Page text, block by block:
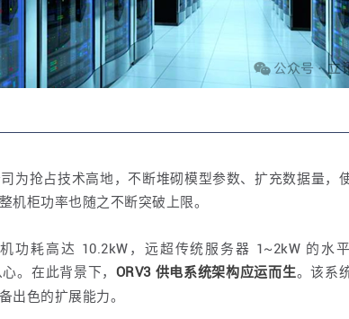
为抢占技术高地，不断堆砌模型参数、扩充数据量，
机柜功率也随之不断突破上限。
功耗高达 10.2kW，远超传统服务器 1~2kW 的水
。在此背景下， ORV3 供电系统架构应运而生。该系
出色的扩展能力。